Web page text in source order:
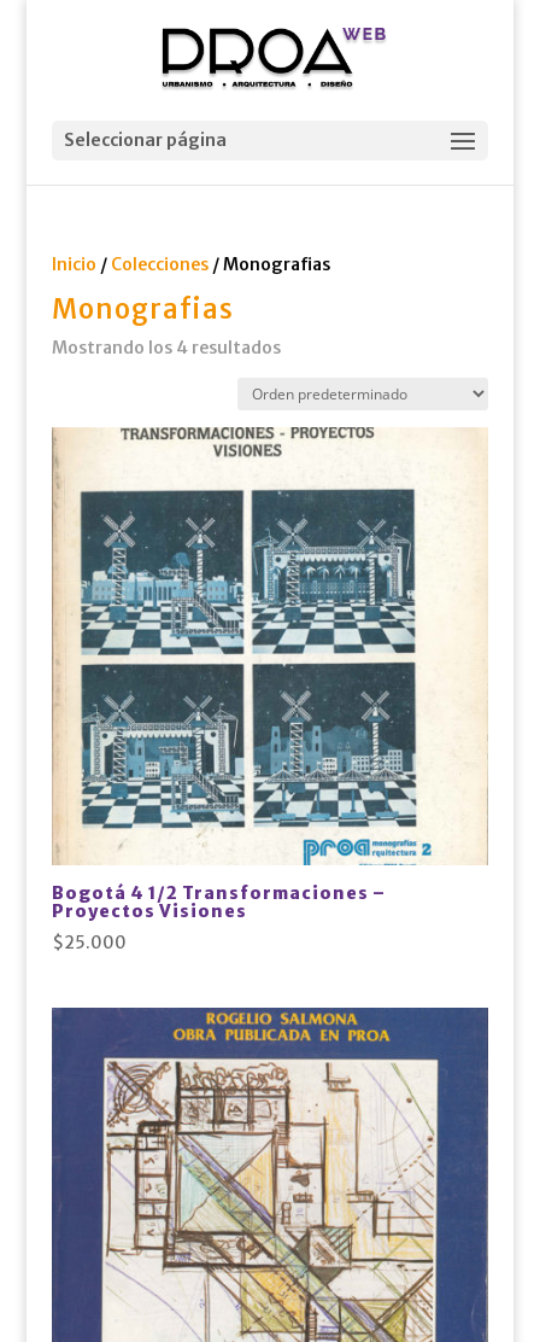
Seleccionar página
Inicio / Colecciones/ Monografias
Monografias
Mostrando los 4 resultados
Bogotá 4 1/2 Transformaciones –
Proyectos Visiones
$25.000